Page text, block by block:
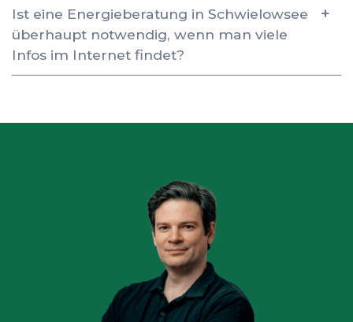
Ist eine Energieberatung in Schwielowsee
überhaupt notwendig, wenn man viele
Infos im Internet findet?